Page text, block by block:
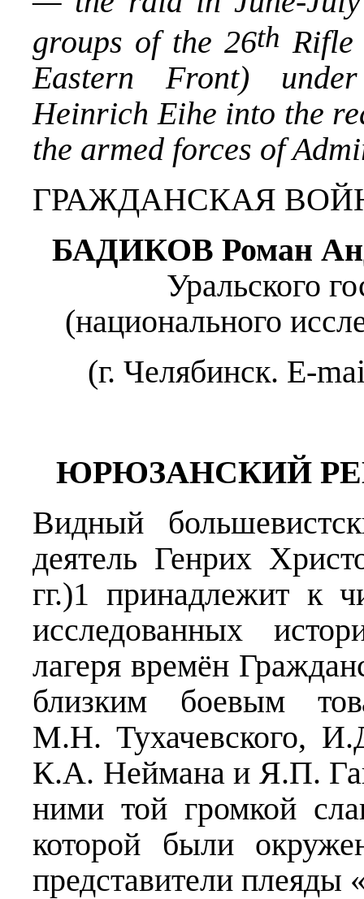
groups of the 26th
Eastern Front)
Heinrich Eihe into the
the armed forces of
ГРАЖДАНСКАЯ
БАДИКОВ Роман
Уральского
(национального
(г. Челябинск. E-
ЮРЮЗАНСКИЙ
Видный
деятель Генрих
гг.)1 принадлежит к
исследованных
лагеря времён
близким боевым
М.Н. Тухачевского,
К.А. Неймана и Я.П.
ними той громкой
которой были
представители плеяды